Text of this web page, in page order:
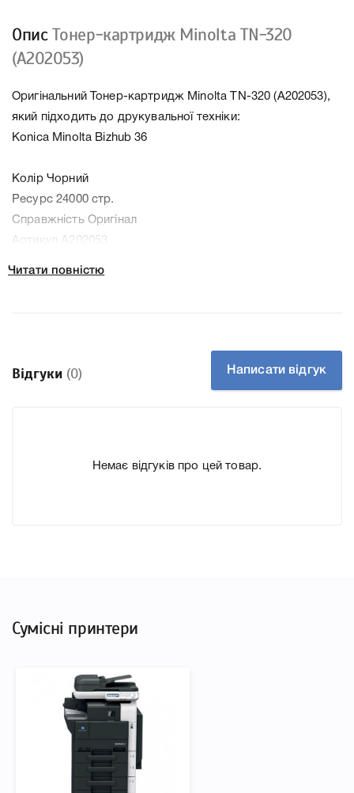
ОписТонер-картридж Minolta TN-320
(A202053)
Оригінальний Тонер-картридж Minolta TN-320 (A202053),
який підходить до друкувальної техніки:
Konica Minolta Bizhub 36
Колір Чорний
Ресурс 24000 стр.
Справжність Оригінал
Артикул A202053
друкувальної техніки, до якого підходить Тонер-
картридж Minolta TN-320 (A202053), що дозволить Вам
легко підтвердити правильність вибору.
Читати повністю
Відгуки (0) Написати відгук
Немає відгуків про цей товар.
Сумісні принтери